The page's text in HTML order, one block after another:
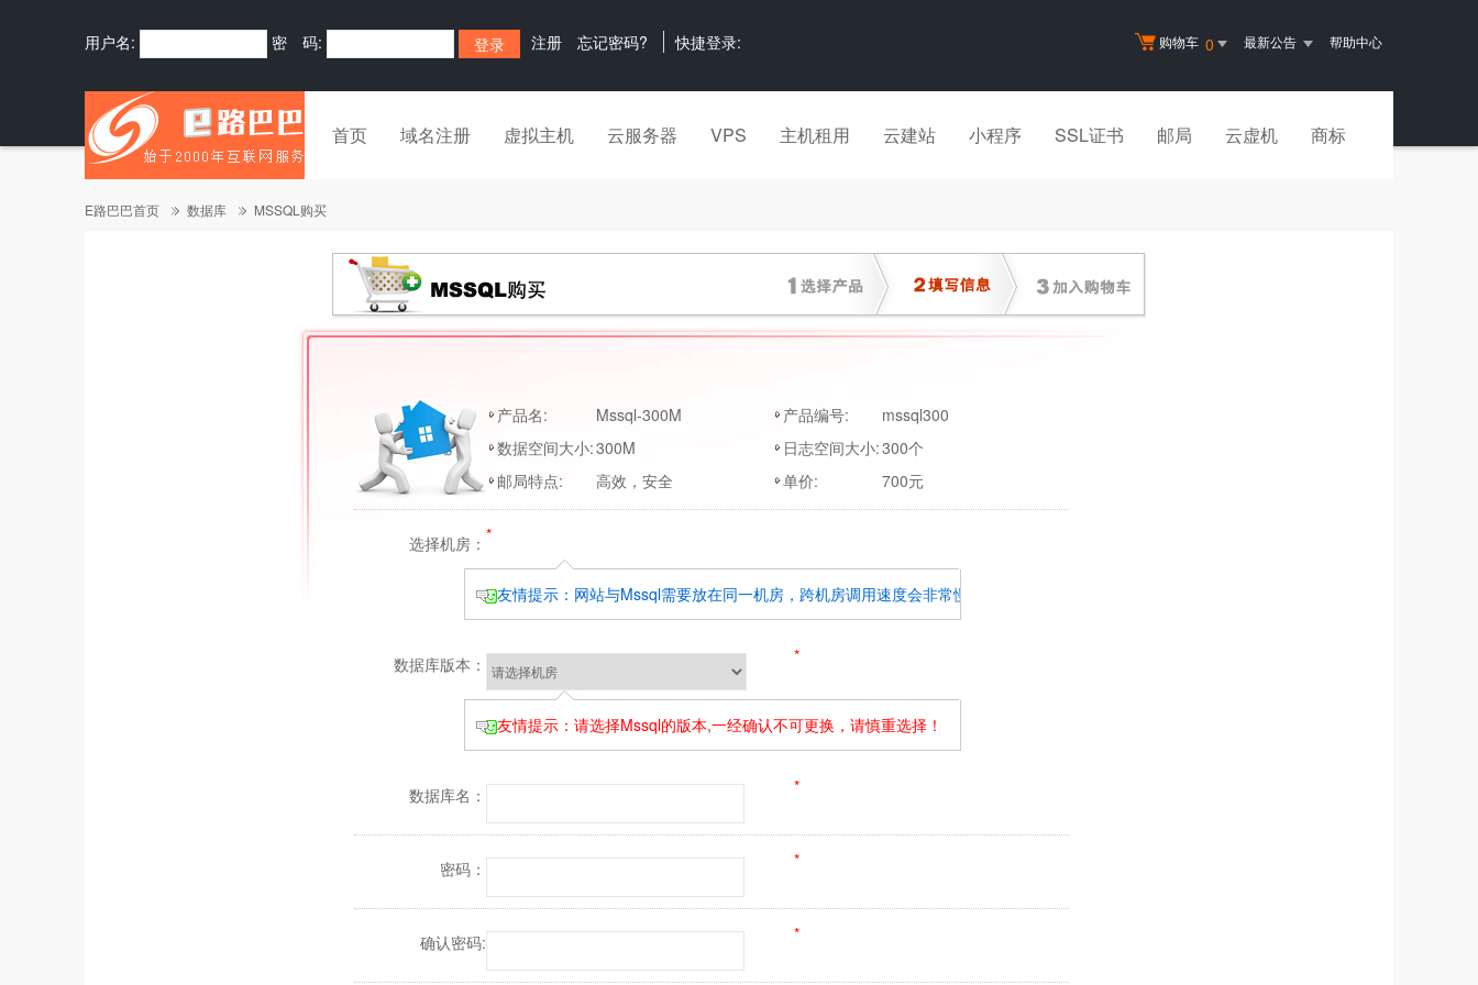
购物车 0 最新公告 帮助中心
用户名: 密 码: 注册 忘记密码? 快捷登录:
首页 域名注册 虚拟主机 云服务器 VPS 主机租用 云建站 小程序 SSL证书 邮局 云虚机 商标
E路巴巴首页 数据库 MSSQL购买
产品名: Mssql-300M 产品编号:
mssql300
数据空间大小:300M 日志空间大小:300个
邮局特点:
高效，安全 单价: 700元
选择机房： *
友情提示：网站与Mssql需要放在同一机房，跨机房调用速度会非常慢
数据库版本： *
友情提示：请选择Mssql的版本,一经确认不可更换，请慎重选择！
数据库名： *
密码： *
确认密码: *